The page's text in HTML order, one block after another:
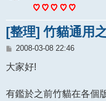
[整理] 竹貓通用
文
2008-03-08 22:46
大家好!
有鑑於之前竹貓在各個